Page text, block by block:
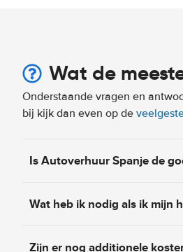
Wat de
Onderstaande vragen en
bij kijk dan even op de
Is Autoverhuur Spanje de
Wat heb ik nodig als ik mijn
Zijn er nog additionele